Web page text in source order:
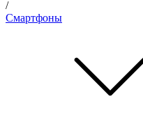
/
Смартфоны